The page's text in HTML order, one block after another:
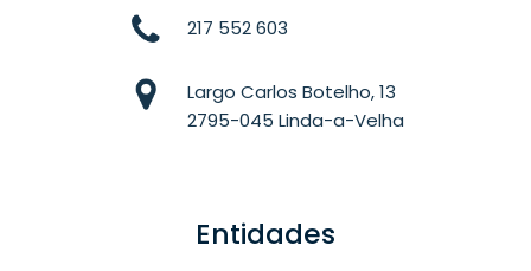
217 552 603
Largo Carlos Botelho, 13
2795-045 Linda-a-Velha
Entidades